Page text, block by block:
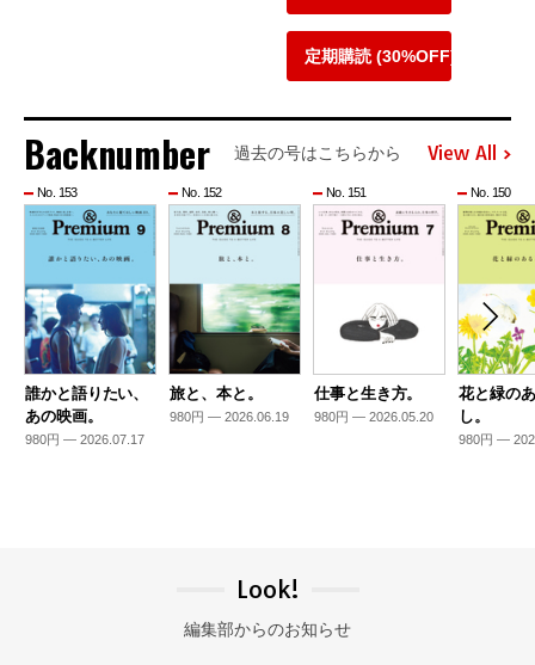
定期購読 (30%OFF)
Backnumber 過去の号はこちらから View All
No. 153
誰かと語りたい、
あの映画。
980円 — 2026.07.17
No. 152
旅と、本と。
980円 — 2026.06.19
No. 151
仕事と生き方。
980円 — 2026.05.20
No. 150
花と緑の
し。
980円 —
Look!
編集部からのお知らせ